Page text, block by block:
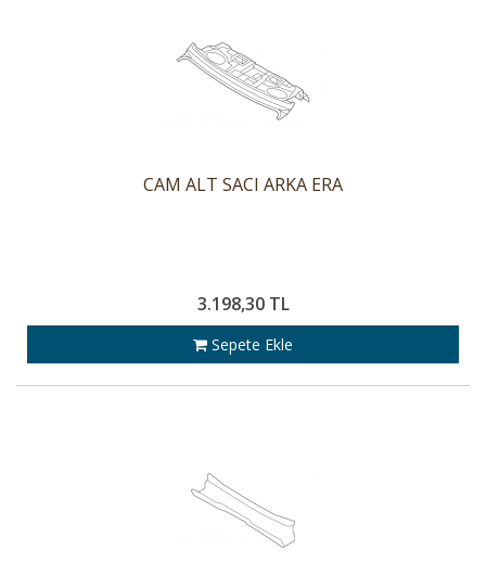
CAM ALT SACI ARKA ERA
3.198,30 TL
Sepete Ekle